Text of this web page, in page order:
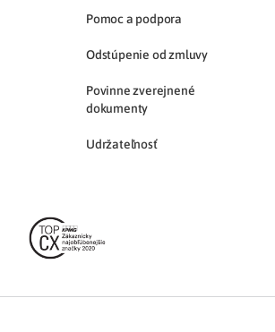
Pomoc a podpora
Odstúpenie od zmluvy
Povinne zverejnené
dokumenty
Udržateľnosť